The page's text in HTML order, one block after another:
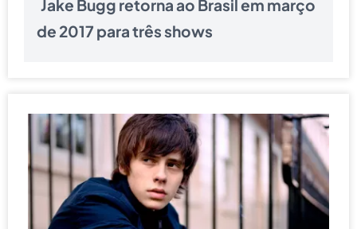
Jake Bugg retorna ao Brasil em março
de 2017 para três shows